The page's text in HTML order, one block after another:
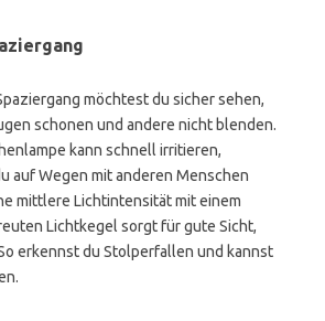
möchtest du sicher sehen,
schonen und andere nicht blenden.
kann schnell irritieren,
auf Wegen mit anderen Menschen
mittlere Lichtintensität mit einem
Lichtkegel sorgt für gute Sicht,
erkennst du Stolperfallen und kannst